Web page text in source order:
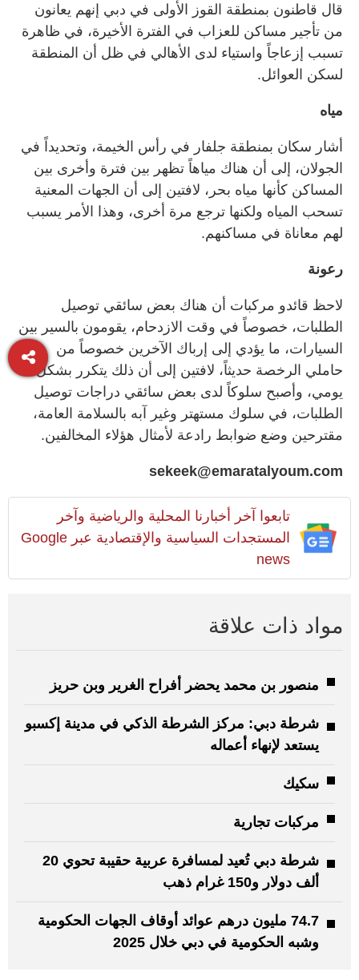
قال قاطنون بمنطقة القوز الأولى في دبي إنهم يعانون
من تأجير مساكن للعزاب في الفترة الأخيرة، في ظاهرة
تسبب إزعاجاً واستياء لدى الأهالي في ظل أن المنطقة
لسكن العوائل.
مياه
أشار سكان بمنطقة جلفار في رأس الخيمة، وتحديداً في
الجولان، إلى أن هناك مياهاً تظهر بين فترة وأخرى بين
المساكن كأنها مياه بحر، لافتين إلى أن الجهات المعنية
تسحب المياه ولكنها ترجع مرة أخرى، وهذا الأمر يسبب
لهم معاناة في مساكنهم.
رعونة
لاحظ قائدو مركبات أن هناك بعض سائقي توصيل
الطلبات، خصوصاً في وقت الازدحام، يقومون بالسير بين
السيارات، ما يؤدي إلى إرباك الآخرين خصوصاً من
حاملي الرخصة حديثاً، لافتين إلى أن ذلك يتكرر بشكل
يومي، وأصبح سلوكاً لدى بعض سائقي دراجات توصيل
الطلبات، في سلوك مستهتر وغير آبه بالسلامة العامة،
مقترحين وضع ضوابط رادعة لأمثال هؤلاء المخالفين.
sekeek@emaratalyoum.com
تابعوا آخر أخبارنا المحلية والرياضية وآخر
المستجدات السياسية والإقتصادية عبر Google
news
مواد ذات علاقة
منصور بن محمد يحضر أفراح الغرير وبن حريز
شرطة دبي: مركز الشرطة الذكي في مدينة إكسبو
يستعد لإنهاء أعماله
سكيك
مركبات تجارية
شرطة دبي تُعيد لمسافرة عربية حقيبة تحوي 20
ألف دولار و150 غرام ذهب
74.7 مليون درهم عوائد أوقاف الجهات الحكومية
وشبه الحكومية في دبي خلال 2025